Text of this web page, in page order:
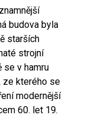
budova byla
starších
strojní
se v hamru
ze kterého se
modernější
60. let 19.